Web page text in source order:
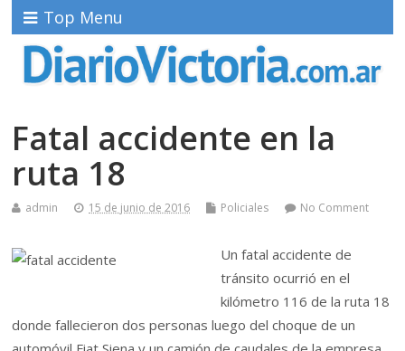
Top Menu
Fatal accidente en la
ruta 18
admin 15 de junio de 2016 Policiales No Comment
Un fatal accidente de
tránsito ocurrió en el
kilómetro 116 de la ruta 18
donde fallecieron dos personas luego del choque de un